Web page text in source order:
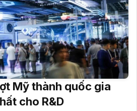
Mỹ thành quốc gia
cho R&D